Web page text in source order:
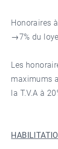
Honoraires
→7% du
Les
maximums
la T.V.A à